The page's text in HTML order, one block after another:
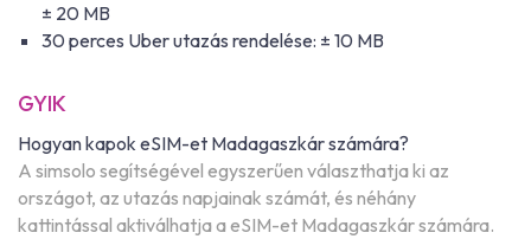
± 20 MB
30 perces Uber utazás rendelése: ± 10 MB
GYIK
Hogyan kapok eSIM-et Madagaszkár számára?
A simsolo segítségével egyszerűen választhatja ki az
országot, az utazás napjainak számát, és néhány
kattintással aktiválhatja a eSIM-et Madagaszkár számára.